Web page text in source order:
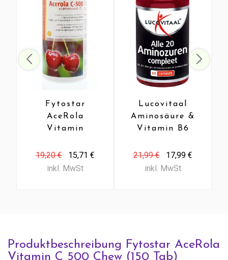
Produktbeschreibung Fytostar AceRola
Vitamin C 500 Chew (150 Tab)
Fytostar
AceRola
Vitamin
Kautabette
(60 Tab)
19,20 €
15,71 €
inkl. MwSt
Lucovitaal
Aminosäure &
Vitamin B6
21,99 €
17,99 €
inkl. MwSt